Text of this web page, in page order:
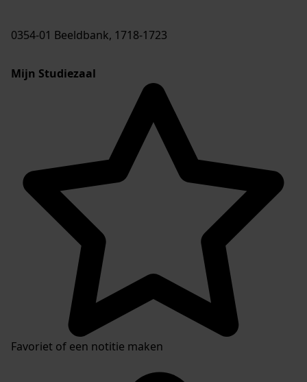
0354-01 Beeldbank, 1718-1723
Mijn Studiezaal
Favoriet of een notitie maken